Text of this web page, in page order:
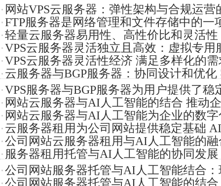
能又不至
网站VPS云服务器：弹性架构与合规运营
FTP服务器是网络管理和文件存储中的一
轻量云服务器易用性、高性价比和灵活
的新选择
VPS云服务器灵活独立且高效：虚拟专用
应用
VPS云服务器灵活性经济 满足多样化的
云服务器与BGP服务器：协同设计和优
务运作
VPS服务器与BGP服务器为用户提供了稳
解决方
网站云服务器与AI人工智能的结合 推动
应用的
网站云服务器与AI人工智能为企业的数
的机遇和
云服务器租用为公司网站提供稳定基础
赋能并
公司网站云服务器租用与AI人工智能的
的管理与
服务器租用托管与AI人工智能的协同发
转型提
公司网站服务器托管与AI人工智能结合
公司网站服务器托管与AI人工智能的结